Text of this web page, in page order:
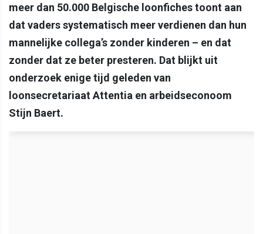
meer dan 50.000 Belgische loonfiches toont aan
dat vaders systematisch meer verdienen dan hun
mannelijke collega’s zonder kinderen – en dat
zonder dat ze beter presteren. Dat blijkt uit
onderzoek enige tijd geleden van
loonsecretariaat Attentia en arbeidseconoom
Stijn Baert.